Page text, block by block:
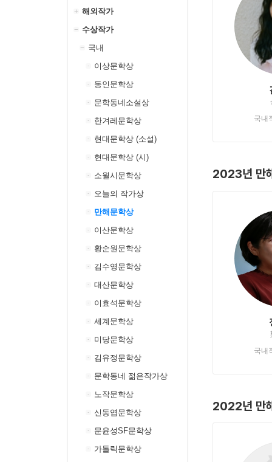
해외작가
수상작가
국내
이상문학상
동인문학상
문학동네소설상
한겨레문학상
현대문학상 (소설)
현대문학상 (시)
소월시문학상
오늘의 작가상
만해문학상
이산문학상
황순원문학상
김수영문학상
대산문학상
이효석문학상
세계문학상
미당문학상
김유정문학상
문학동네 젊은작가상
노작문학상
신동엽문학상
문윤성SF문학상
가톨릭문학상
국내
2023년 만
국내
2022년 만